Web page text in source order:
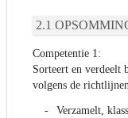
Competentie 1:
Sorteert en verdeelt
volgens de
Verzamelt,